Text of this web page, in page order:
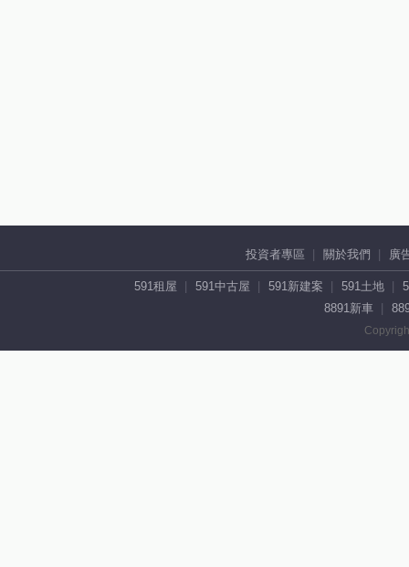
投資者專區 關於我們 廣
591租屋 591中古屋 591新建案 591土地
8891新車